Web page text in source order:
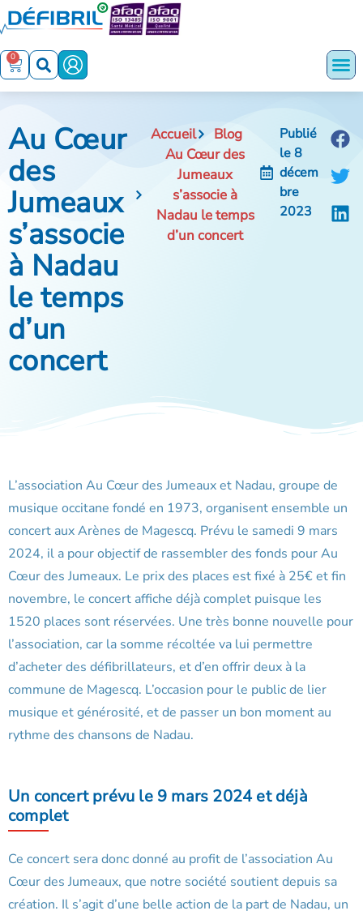
0
Au Cœur
des
Jumeaux
s’associe
à Nadau
le temps
d’un
concert
Accueil
Blog
Au Cœur des
Jumeaux
s’associe à
Nadau le temps
d’un concert
Publié
le8
décem
bre
2023
L’association Au Cœur des Jumeaux et Nadau, groupe de
musique occitane fondé en 1973, organisent ensemble un
concert aux Arènes de Magescq. Prévu le samedi 9 mars
2024, il a pour objectif de rassembler des fonds pour Au
Cœur des Jumeaux. Le prix des places est fixé à 25€ et fin
novembre, le concert affiche déjà complet puisque les
1520 places sont réservées. Une très bonne nouvelle pour
l’association, car la somme récoltée va lui permettre
d’acheter des défibrillateurs, et d’en offrir deux à la
commune de Magescq. L’occasion pour le public de lier
musique et générosité, et de passer un bon moment au
rythme des chansons de Nadau.
Un concert prévu le 9 mars 2024 et déjà
complet
Ce concert sera donc donné au profit de l’association Au
Cœur des Jumeaux, que notre société soutient depuis sa
création. Il s’agit d’une belle action de la part de Nadau, un